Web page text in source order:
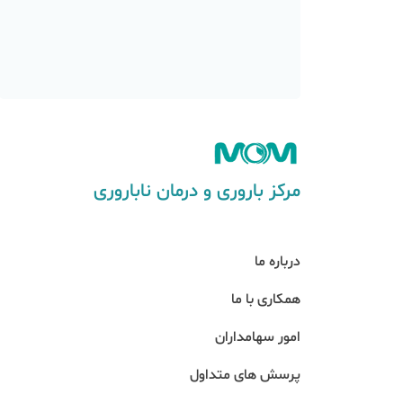
مرکز باروری و درمان ناباروری
درباره ما
همکاری با ما
امور سهامداران
پرسش های متداول